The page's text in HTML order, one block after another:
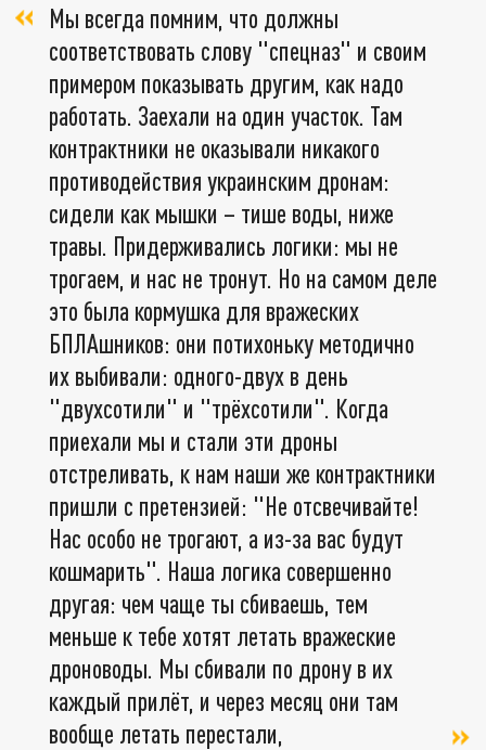
Мы всегда помним, что должны
соответствовать слову "спецназ" и своим
примером показывать другим, как надо
работать. Заехали на один участок. Там
контрактники не оказывали никакого
противодействия украинским дронам:
сидели как мышки – тише воды, ниже
травы. Придерживались логики: мы не
трогаем, и нас не тронут. Но на самом деле
это была кормушка для вражеских
БПЛАшников: они потихоньку методично
их выбивали: одного-двух в день
"двухсотили" и "трёхсотили". Когда
приехали мы и стали эти дроны
отстреливать, к нам наши же контрактники
пришли с претензией: "Не отсвечивайте!
Нас особо не трогают, а из-за вас будут
кошмарить". Наша логика совершенно
другая: чем чаще ты сбиваешь, тем
меньше к тебе хотят летать вражеские
дроноводы. Мы сбивали по дрону в их
каждый прилёт, и через месяц они там
вообще летать перестали,